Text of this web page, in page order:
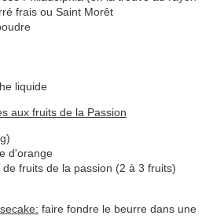
frais ou Saint Morêt
liquide
aux fruits de la Passion
d'orange
fruits de la passion (2 à 3 fruits)
faire fondre le beurre dans une